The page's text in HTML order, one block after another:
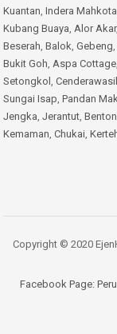
Kuantan, Indera Mahkota
Kubang Buaya, Alor Akar,
Beserah, Balok, Gebeng,
Bukit Goh, Aspa Cottage,
Setongkol ,
Sungai Isap, Pandan
Jengka, Jerantut,
Kemaman, Chukai,
Copyright © 2020
Facebook Page: